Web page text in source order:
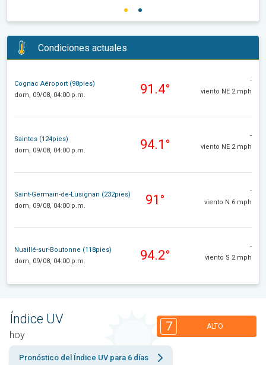
Condiciones actuales
Cognac Aéroport (98pies)
dom, 09/08, 04:00 p.m.
91.4°
-
viento NE 2 mph
Saintes (124pies)
dom, 09/08, 04:00 p.m.
94.1°
-
viento NE 2 mph
Saint-Germain-de-Lusignan (232pies)
dom, 09/08, 04:00 p.m.
91°
-
viento N 6 mph
Nuaillé-sur-Boutonne (118pies)
dom, 09/08, 04:00 p.m.
94.2°
-
viento S 2 mph
Índice UV
hoy
7 ALTO
Pronóstico del Índice UV para 6 días